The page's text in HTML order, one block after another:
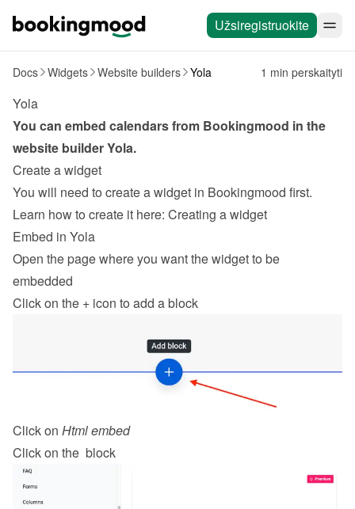
Užsiregistruokite
Docs Widgets Website builders Yola 1 min perskaityti
Yola
You can embed calendars from Bookingmood in the
website builder Yola.
Create a widget
You will need to create a widget in Bookingmood first.
Learn how to create it here: Creating a widget
Embed in Yola
Open the page where you want the widget to be
embedded
Click on the + icon to add a block
Click on Html embed
Click on the  block